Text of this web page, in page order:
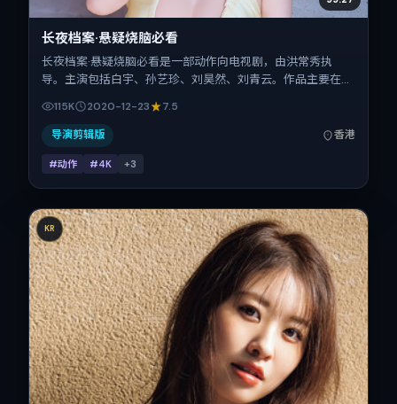
长夜档案·悬疑烧脑必看
长夜档案·悬疑烧脑必看是一部动作向电视剧，由洪常秀执
导。主演包括白宇、孙艺珍、刘昊然、刘青云。作品主要在中
期 2020-12-23，正片时长101分钟。
115K 2020-12-23 7.5
导演剪辑版 香港
#动作 #4K +3
KR